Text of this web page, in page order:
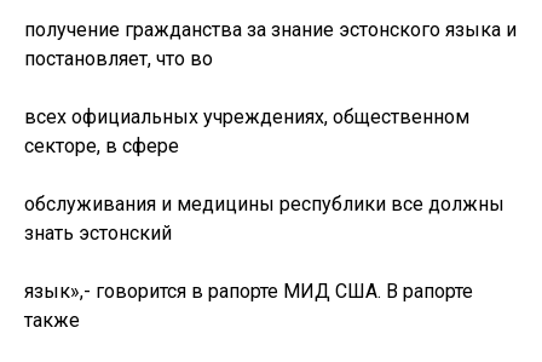
получение гражданства за знание эстонского языка и
постановляет, что во
всех официальных учреждениях, общественном
секторе, в сфере
обслуживания и медицины республики все должны
знать эстонский
язык»,- говорится в рапорте МИД США. В рапорте
также